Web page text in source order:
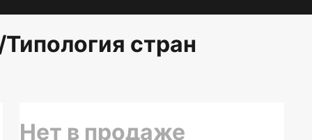
стран
Нет в продаже